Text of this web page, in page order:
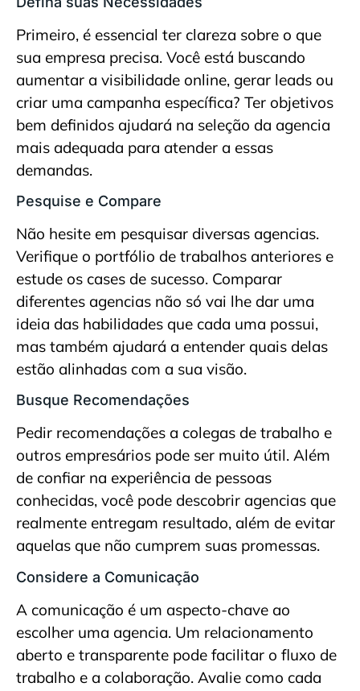
Primeiro, é essencial ter clareza sobre o que
sua empresa precisa. Você está buscando
aumentar a visibilidade online, gerar leads ou
criar uma campanha específica? Ter objetivos
bem definidos ajudará na seleção da agencia
mais adequada para atender a essas
demandas.
Pesquise e Compare
Não hesite em pesquisar diversas agencias.
Verifique o portfólio de trabalhos anteriores e
estude os cases de sucesso. Comparar
diferentes agencias não só vai lhe dar uma
ideia das habilidades que cada uma possui,
mas também ajudará a entender quais delas
estão alinhadas com a sua visão.
Busque Recomendações
Pedir recomendações a colegas de trabalho e
outros empresários pode ser muito útil. Além
de confiar na experiência de pessoas
conhecidas, você pode descobrir agencias que
realmente entregam resultado, além de evitar
aquelas que não cumprem suas promessas.
Considere a Comunicação
A comunicação é um aspecto-chave ao
escolher uma agencia. Um relacionamento
aberto e transparente pode facilitar o fluxo de
trabalho e a colaboração. Avalie como cada